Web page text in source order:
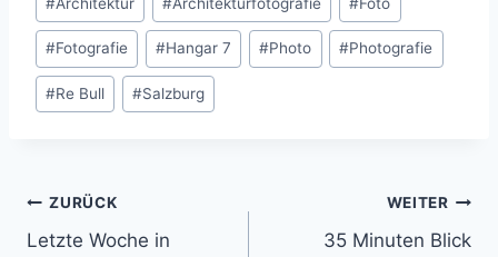
#Fotografie #Hangar 7 #Photo #Photografie
#Re Bull #Salzburg
Beitragsnavigation
ZURÜCK
Letzte Woche in
WEITER
35 Minuten Blick